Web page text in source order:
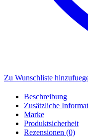
Zu Wunschliste
Beschreibung
Zusätzliche
Marke
Produktsicherheit
Rezensionen (0)